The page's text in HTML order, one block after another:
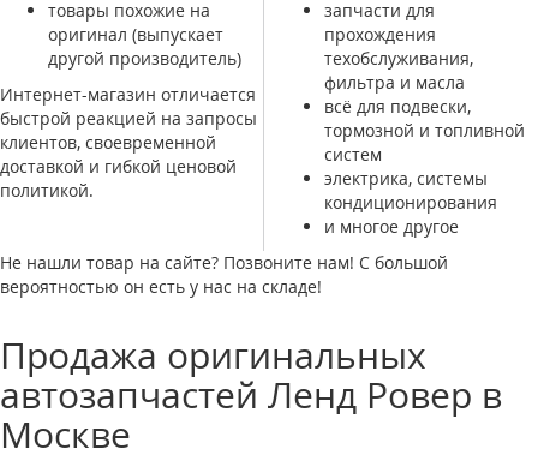
товары похожие на
оригинал (выпускает
другой производитель)
Интернет-магазин отличается
быстрой реакцией на запросы
клиентов, своевременной
доставкой и гибкой ценовой
политикой.
запчасти для
прохождения
техобслуживания,
фильтра и масла
всё для подвески,
тормозной и топливной
систем
электрика, системы
кондиционирования
и многое другое
Не нашли товар на сайте? Позвоните нам! С большой
вероятностью он есть у нас на складе!
Продажа оригинальных
автозапчастей Ленд Ровер в
Москве